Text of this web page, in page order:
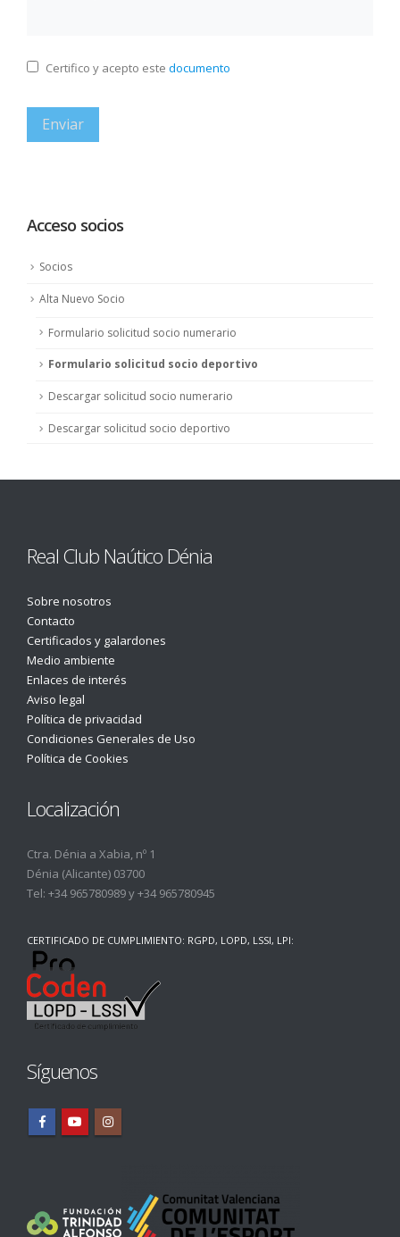
Certifico y acepto este documento
Acceso socios
Socios
Alta Nuevo Socio
Formulario solicitud socio numerario
Formulario solicitud socio deportivo
Descargar solicitud socio numerario
Descargar solicitud socio deportivo
Real Club Naútico Dénia
Sobre nosotros
Contacto
Certificados y galardones
Medio ambiente
Enlaces de interés
Aviso legal
Política de privacidad
Condiciones Generales de Uso
Política de Cookies
Localización
Ctra. Dénia a Xabia, nº 1
Dénia (Alicante) 03700
Tel: +34 965780989y+34 965780945
CERTIFICADO DE CUMPLIMIENTO: RGPD, LOPD, LSSI, LPI:
Síguenos